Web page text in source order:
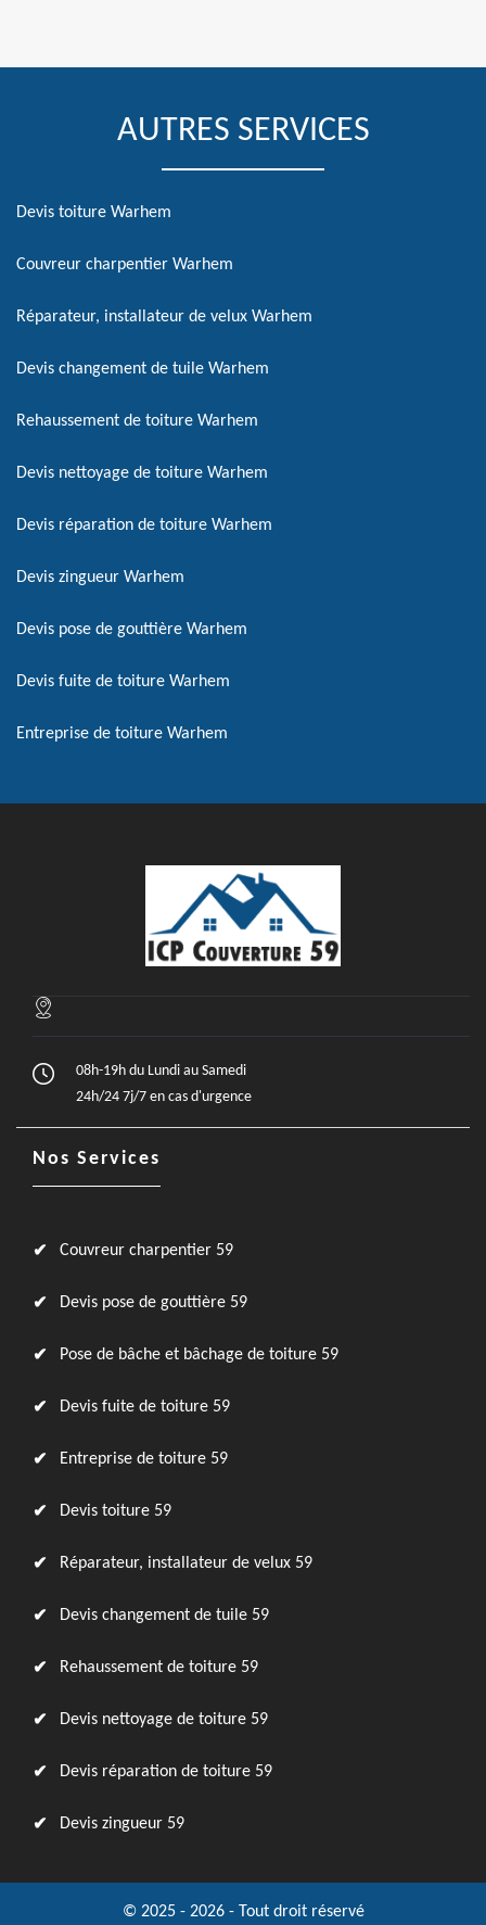
AUTRES SERVICES
Devis toiture Warhem
Couvreur charpentier Warhem
Réparateur, installateur de velux Warhem
Devis changement de tuile Warhem
Rehaussement de toiture Warhem
Devis nettoyage de toiture Warhem
Devis réparation de toiture Warhem
Devis zingueur Warhem
Devis pose de gouttière Warhem
Devis fuite de toiture Warhem
Entreprise de toiture Warhem
08h-19h du Lundi au Samedi
24h/24 7j/7 en cas d'urgence
Nos Services
Couvreur charpentier 59
Devis pose de gouttière 59
Pose de bâche et bâchage de toiture 59
Devis fuite de toiture 59
Entreprise de toiture 59
Devis toiture 59
Réparateur, installateur de velux 59
Devis changement de tuile 59
Rehaussement de toiture 59
Devis nettoyage de toiture 59
Devis réparation de toiture 59
Devis zingueur 59
© 2025 - 2026 - Tout droit réservé